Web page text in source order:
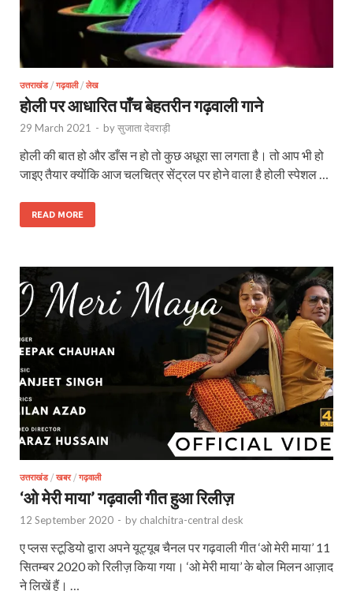
उत्तराखंड/ गढ़वाली/ लेख
होली पर आधारित पाँच बेहतरीन गढ़वाली गाने
29 March 2021 - byसुजाता देवराड़ी
होली की बात हो और डाँस न हो तो कुछ अधूरा सा लगता है। तो आप भी हो
जाइए तैयार क्योंकि आज चलचित्र सेंट्रल पर होने वाला है होली स्पेशल …
READ MORE
उत्तराखंड/ खबर/ गढ़वाली
‘ओ मेरी माया’ गढ़वाली गीत हुआ रिलीज़
12 September 2020 - by chalchitra-central desk
ए प्लस स्टूडियो द्वारा अपने यूट्यूब चैनल पर गढ़वाली गीत ‘ओ मेरी माया’ 11
सितम्बर 2020 को रिलीज़ किया गया। ‘ओ मेरी माया’ के बोल मिलन आज़ाद
ने लिखें हैं। …